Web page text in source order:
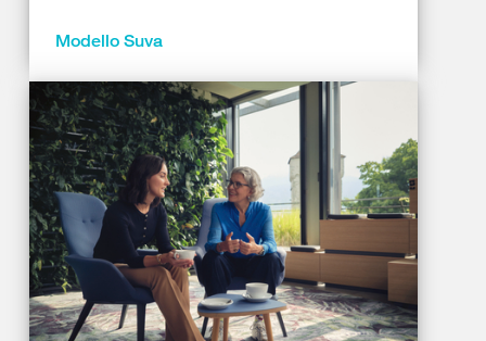
Modello Suva